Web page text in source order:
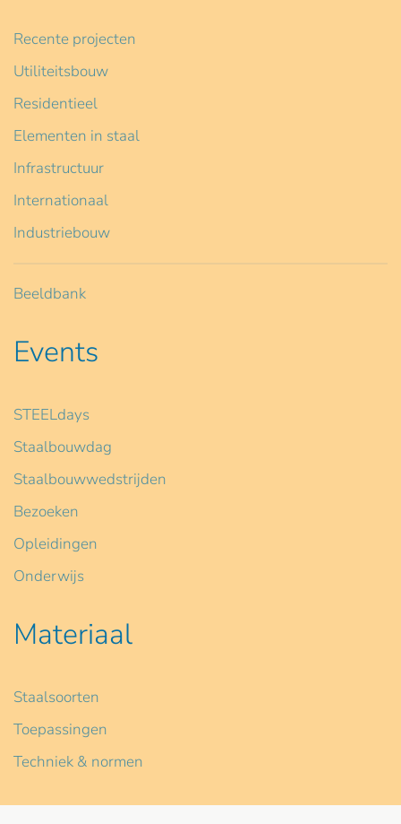
Recente projecten
Utiliteitsbouw
Residentieel
Elementen in staal
Infrastructuur
Internationaal
Industriebouw
Beeldbank
Events
STEELdays
Staalbouwdag
Staalbouwwedstrijden
Bezoeken
Opleidingen
Onderwijs
Materiaal
Staalsoorten
Toepassingen
Techniek & normen